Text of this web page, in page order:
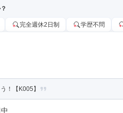
完全週休2日制 学歴不問
！【K005】